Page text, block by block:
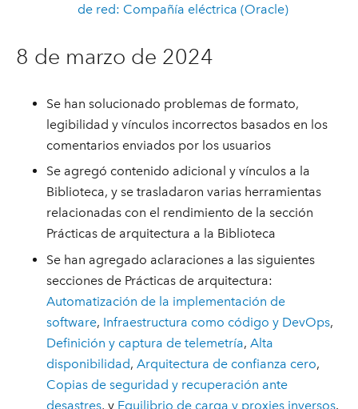
de red: Compañía eléctrica (Oracle)
8 de marzo de 2024
Se han solucionado problemas de formato,
legibilidad y vínculos incorrectos basados en los
comentarios enviados por los usuarios
Se agregó contenido adicional y vínculos a la
Biblioteca, y se trasladaron varias herramientas
relacionadas con el rendimiento de la sección
Prácticas de arquitectura a la Biblioteca
Se han agregado aclaraciones a las siguientes
secciones de Prácticas de arquitectura:
Automatización de la implementación de
software, Infraestructura como código y DevOps,
Definición y captura de telemetría,Alta
disponibilidad,Arquitectura de confianza cero,
Copias de seguridad y recuperación ante
desastres, y Equilibrio de carga y proxies inversos.